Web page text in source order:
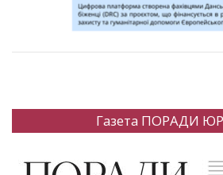
Газета ПОРАДИ